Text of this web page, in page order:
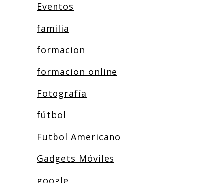
Eventos
familia
formacion
formacion online
Fotografía
fútbol
Futbol Americano
Gadgets Móviles
google